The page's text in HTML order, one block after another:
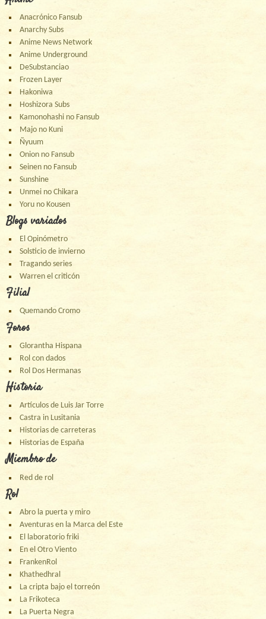
Anacrónico Fansub
Anarchy Subs
Anime News Network
Anime Underground
DeSubstanciao
Frozen Layer
Hakoniwa
Hoshizora Subs
Kamonohashi no Fansub
Majo no Kuni
Ñyuum
Onion no Fansub
Seinen no Fansub
Sunshine
Unmei no Chikara
Yoru no Kousen
Blogs variados
El Opinómetro
Solsticio de invierno
Tragando series
Warren el criticón
Filial
Quemando Cromo
Foros
Glorantha Hispana
Rol con dados
Rol Dos Hermanas
Historia
Artículos de Luis Jar Torre
Castra in Lusitania
Historias de carreteras
Historias de España
Miembro de
Red de rol
Rol
Abro la puerta y miro
Aventuras en la Marca del Este
El laboratorio friki
En el Otro Viento
FrankenRol
Khathedhral
La cripta bajo el torreón
La Frikoteca
La Puerta Negra